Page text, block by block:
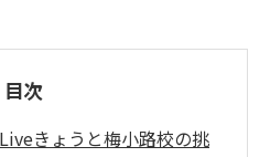
目次
きょうと梅小路校の挑